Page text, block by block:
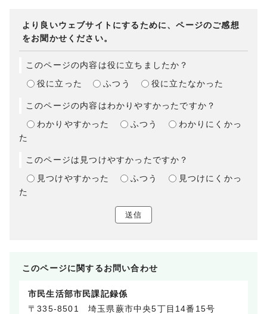
より良いウェブサイトにするために、ページのご感想
をお聞かせください。
このページの内容は役に立ちましたか？
役に立った
ふつう 役に立たなかった
このページの内容はわかりやすかったですか？
わかりやすかった
ふつう
わかりにくかっ
た
このページは見つけやすかったですか？
見つけやすかった
ふつう
見つけにくかっ
た
送信
このページに関するお問い合わせ
市民生活部市民課記録係
〒335-8501 埼玉県蕨市中央5丁目14番15号